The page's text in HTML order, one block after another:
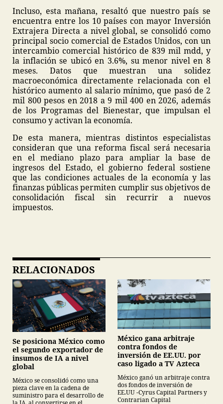
Incluso, esta mañana, resaltó que nuestro país se
encuentra entre los 10 países con mayor Inversión
Extrajera Directa a nivel global, se consolidó como
principal socio comercial de Estados Unidos, con un
intercambio comercial histórico de 839 mil mdd, y
la inflación se ubicó en 3.6%, su menor nivel en 8
meses. Datos que muestran una solidez
macroeconómica directamente relacionada con el
histórico aumento al salario mínimo, que pasó de 2
mil 800 pesos en 2018 a 9 mil 400 en 2026, además
de los Programas del Bienestar, que impulsan el
consumo y activan la economía.
De esta manera, mientras distintos especialistas
consideran que una reforma fiscal será necesaria
en el mediano plazo para ampliar la base de
ingresos del Estado, el gobierno federal sostiene
que las condiciones actuales de la economía y las
finanzas públicas permiten cumplir sus objetivos de
consolidación fiscal sin recurrir a nuevos
impuestos.
RELACIONADOS
Se posiciona México como
el segundo exportador de
insumos de IA a nivel
global
México se consolidó como una
pieza clave en la cadena de
suministro para el desarrollo de
México gana arbitraje
contra fondos de
inversión de EE.UU. por
caso ligado a TV Azteca
México ganó un arbitraje contra
dos fondos de inversión de
EE.UU -Cyrus Capital Partners y
Contrarian Capital